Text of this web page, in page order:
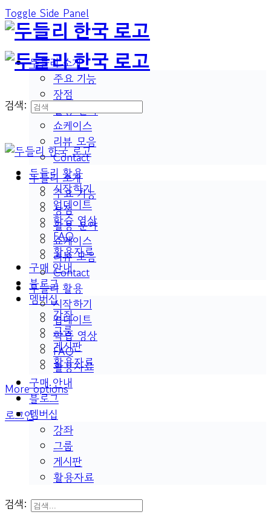
Toggle Side Panel
두들리 소개
주요 기능
장점
활용 분야
쇼케이스
리뷰 모음
Contact
두들리 활용
시작하기
업데이트
학습 영상
FAQ
활용자료
구매 안내
블로그
멤버십
강좌
그룹
게시판
활용자료
More options
로그인
검색:
두들리 소개
주요 기능
장점
활용 분야
쇼케이스
리뷰 모음
Contact
두들리 활용
시작하기
업데이트
학습 영상
FAQ
활용자료
구매 안내
블로그
멤버십
강좌
그룹
게시판
활용자료
검색: